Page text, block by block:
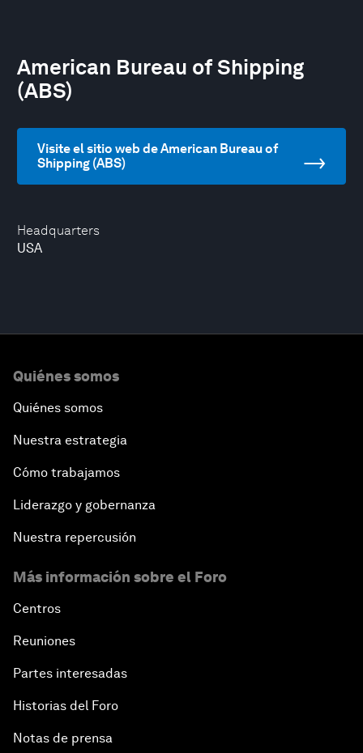
Headquarters
USA
American Bureau of Shipping
(ABS)
Visite el sitio web de American Bureau of
Shipping (ABS)
Quiénes somos
Quiénes somos
Nuestra estrategia
Cómo trabajamos
Liderazgo y gobernanza
Nuestra repercusión
Más información sobre el Foro
Centros
Reuniones
Partes interesadas
Historias del Foro
Notas de prensa